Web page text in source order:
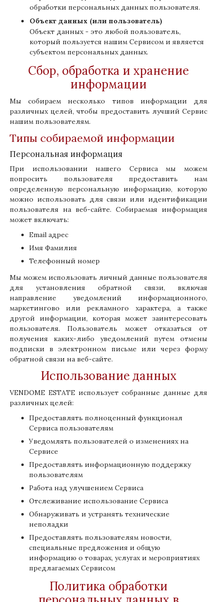
обработки персональных данных пользователя.
Объект данных (или пользователь)
Объект данных - это любой пользователь,
который пользуется нашим Сервисом и является
субъектом персональных данных.
Сбор, обработка и хранение
информации
Мы собираем несколько типов информации для
различных целей, чтобы предоставить лучший Сервис
нашим пользователям.
Типы собираемой информации
Персональная информация
При использовании нашего Сервиса мы можем
попросить пользователя предоставить нам
определенную персональную информацию, которую
можно использовать для связи или идентификации
пользователя на веб-сайте. Собираемая информация
может включать:
Email адрес
Имя Фамилия
Телефонный номер
Мы можем использовать личный данные пользователя
для установления обратной связи, включая
направление уведомлений информационного,
маркетингово или рекламного характера, а также
другой информации, которая может заинтересовать
пользователя. Пользователь может отказаться от
получения каких-либо уведомлений путем отмены
подписки в электронном письме или через форму
обратной связи на веб-сайте.
Использование данных
VENDOME ESTATE использует собранные данные для
различных целей:
Предоставлять полноценный функционал
Сервиса пользователям
Уведомлять пользователей о изменениях на
Сервисе
Предоставлять информационную поддержку
пользователям
Работа над улучшением Сервиса
Отслеживание использование Сервиса
Обнаруживать и устранять технические
неполадки
Предоставлять пользователям новости,
специальные предложения и общую
информацию о товарах, услугах и мероприятиях
предлагаемых Сервисом
Политика обработки